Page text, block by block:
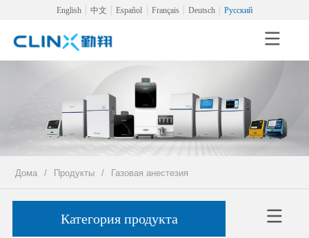
English 中文 Español Français Deutsch Русский
Дома / Продукты / Газовая анестезия
Категория продукта